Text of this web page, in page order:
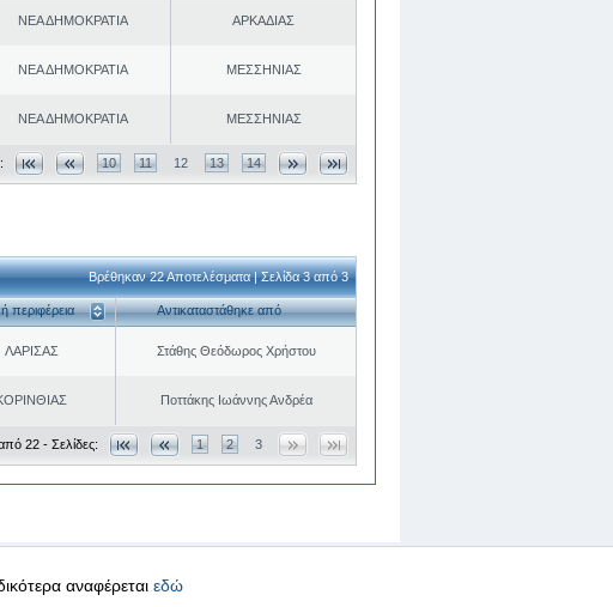
ΝΕΑ ΔΗΜΟΚΡΑΤΙΑ ΑΡΚΑΔΙΑΣ
ΝΕΑ ΔΗΜΟΚΡΑΤΙΑ ΜΕΣΣΗΝΙΑΣ
ΝΕΑ ΔΗΜΟΚΡΑΤΙΑ ΜΕΣΣΗΝΙΑΣ
10 11 12 13 14
Βρέθηκαν 22 Αποτελέσματα | Σελίδα 3 από 3
περιφέρεια Αντικαταστάθηκε από
ΛΑΡΙΣΑΣ Στάθης Θεόδωρος Χρήστου
Ποττάκης Ιωάννης Ανδρέα
22 - Σελίδες: 1 2 3
αναφέρεται εδώ